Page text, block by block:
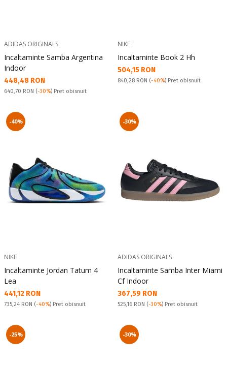
ADIDAS ORIGINALS
Incaltaminte Samba Argentina
Indoor
Текуща цена:
448,48 RON
Pret obisnuit:
640,70 RON (-30%) Pret obisnuit
NIKE
Incaltaminte Book 2 Hh
Текуща цена:
504,15 RON
Pret obisnuit:
840,28 RON (-40%) Pret obisnuit
-40%
NIKE
Incaltaminte Jordan Tatum 4
Lea
Текуща цена:
441,12 RON
Pret obisnuit:
735,24 RON (-40%) Pret obisnuit
-30%
ADIDAS ORIGINALS
Incaltaminte Samba Inter Miami
Cf Indoor
Текуща цена:
367,59 RON
Pret obisnuit:
525,16 RON (-30%) Pret obisnuit
-25% -30%